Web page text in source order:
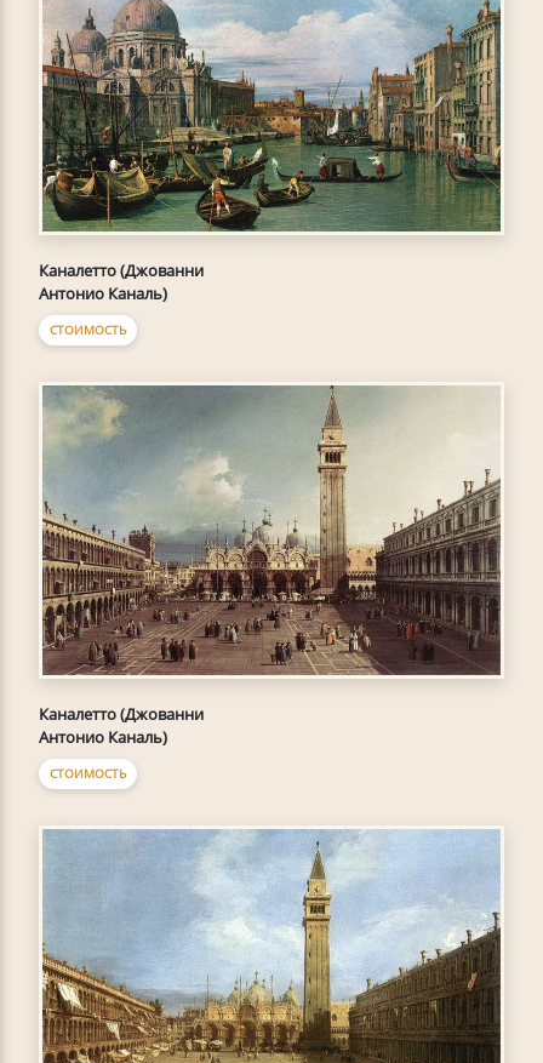
Каналетто (Джованни
Антонио Каналь)
СТОИМОСТЬ
Каналетто (Джованни
Антонио Каналь)
СТОИМОСТЬ